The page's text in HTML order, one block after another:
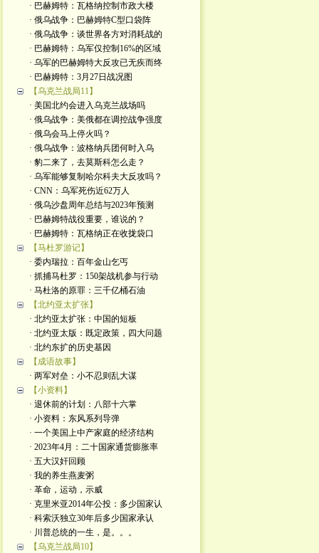
· 巴赫姆特：瓦格纳控制市政大楼
· 俄乌战争：巴赫姆特C型口袋阵
· 俄乌战争：谈世界各方对消耗战的
· 巴赫姆特：乌军仅控制16%的区域
· 乌军的巴赫姆特大反攻已无疾而终
· 巴赫姆特：3月27日战况图
【乌克兰战局11】
· 美国北约会进入乌克兰战场吗
· 俄乌战争：美俄都在调控战争强度
· 俄乌会马上停火吗？
· 俄乌战争：波格纳兵团何时入乌
· 豹二来了，去莫斯科怎么走？
· 乌军能够复制哈尔科夫大反攻吗？
· CNN：乌军死伤近62万人
· 俄乌沙盘周年总结与2023年预测
· 巴赫姆特战役重要，谁说的？
· 巴赫姆特：瓦格纳正在收拢袋口
【马杜罗游记】
· 委内瑞拉：百年金山乞丐
· 抓捕马杜罗：150架战机参与行动
· 马杜洛的原罪：三千亿桶石油
【北约亚太扩张】
· 北约亚太扩张：中国的短板
· 北约亚太版：既定政策，四大问题
· 北约东扩的历史基因
【成语故事】
· 两军对垒：小不忍则乱大谋
【小资料】
· 退休前的计划：八部十六掌
· 小资料：东风系列导弹
· 一个美国上中产家庭的经济结构
· 2023年4月：二十国家通货膨胀率
· 五大汉奸回顾
· 我的养生燕麦粥
· 革命，运动，示威
· 克里米亚2014年公投：多少国家认
· 科索沃独立30年后多少国家承认
· 川普总统的一生，是。。。
【乌克兰战局10】